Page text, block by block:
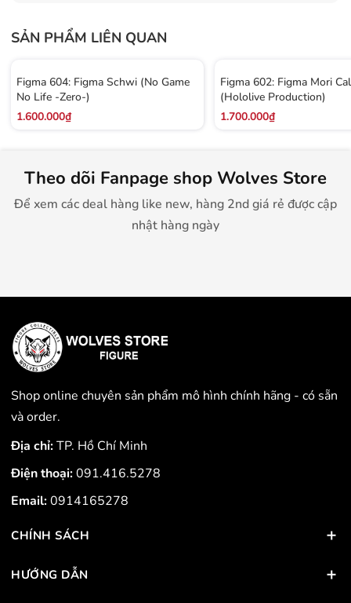
SẢN PHẨM LIÊN QUAN
Figma 604: Figma Schwi (No Game
No Life -Zero-)
1.600.000₫
Figma 602: Figma Mori
(Hololive Production)
1.700.000₫
Theo dõi Fanpage shop Wolves Store
Để xem các deal hàng like new, hàng 2nd giá rẻ được cập
nhật hàng ngày
Shop online chuyên sản phẩm mô hình chính hãng - có sẵn
và order.
Địa chỉ:TP. Hồ Chí Minh
Điện thoại:091.416.5278
Email:0914165278
CHÍNH SÁCH
HƯỚNG DẪN